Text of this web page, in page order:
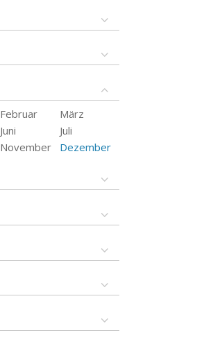
Februar
März
Juni
Juli
November Dezember